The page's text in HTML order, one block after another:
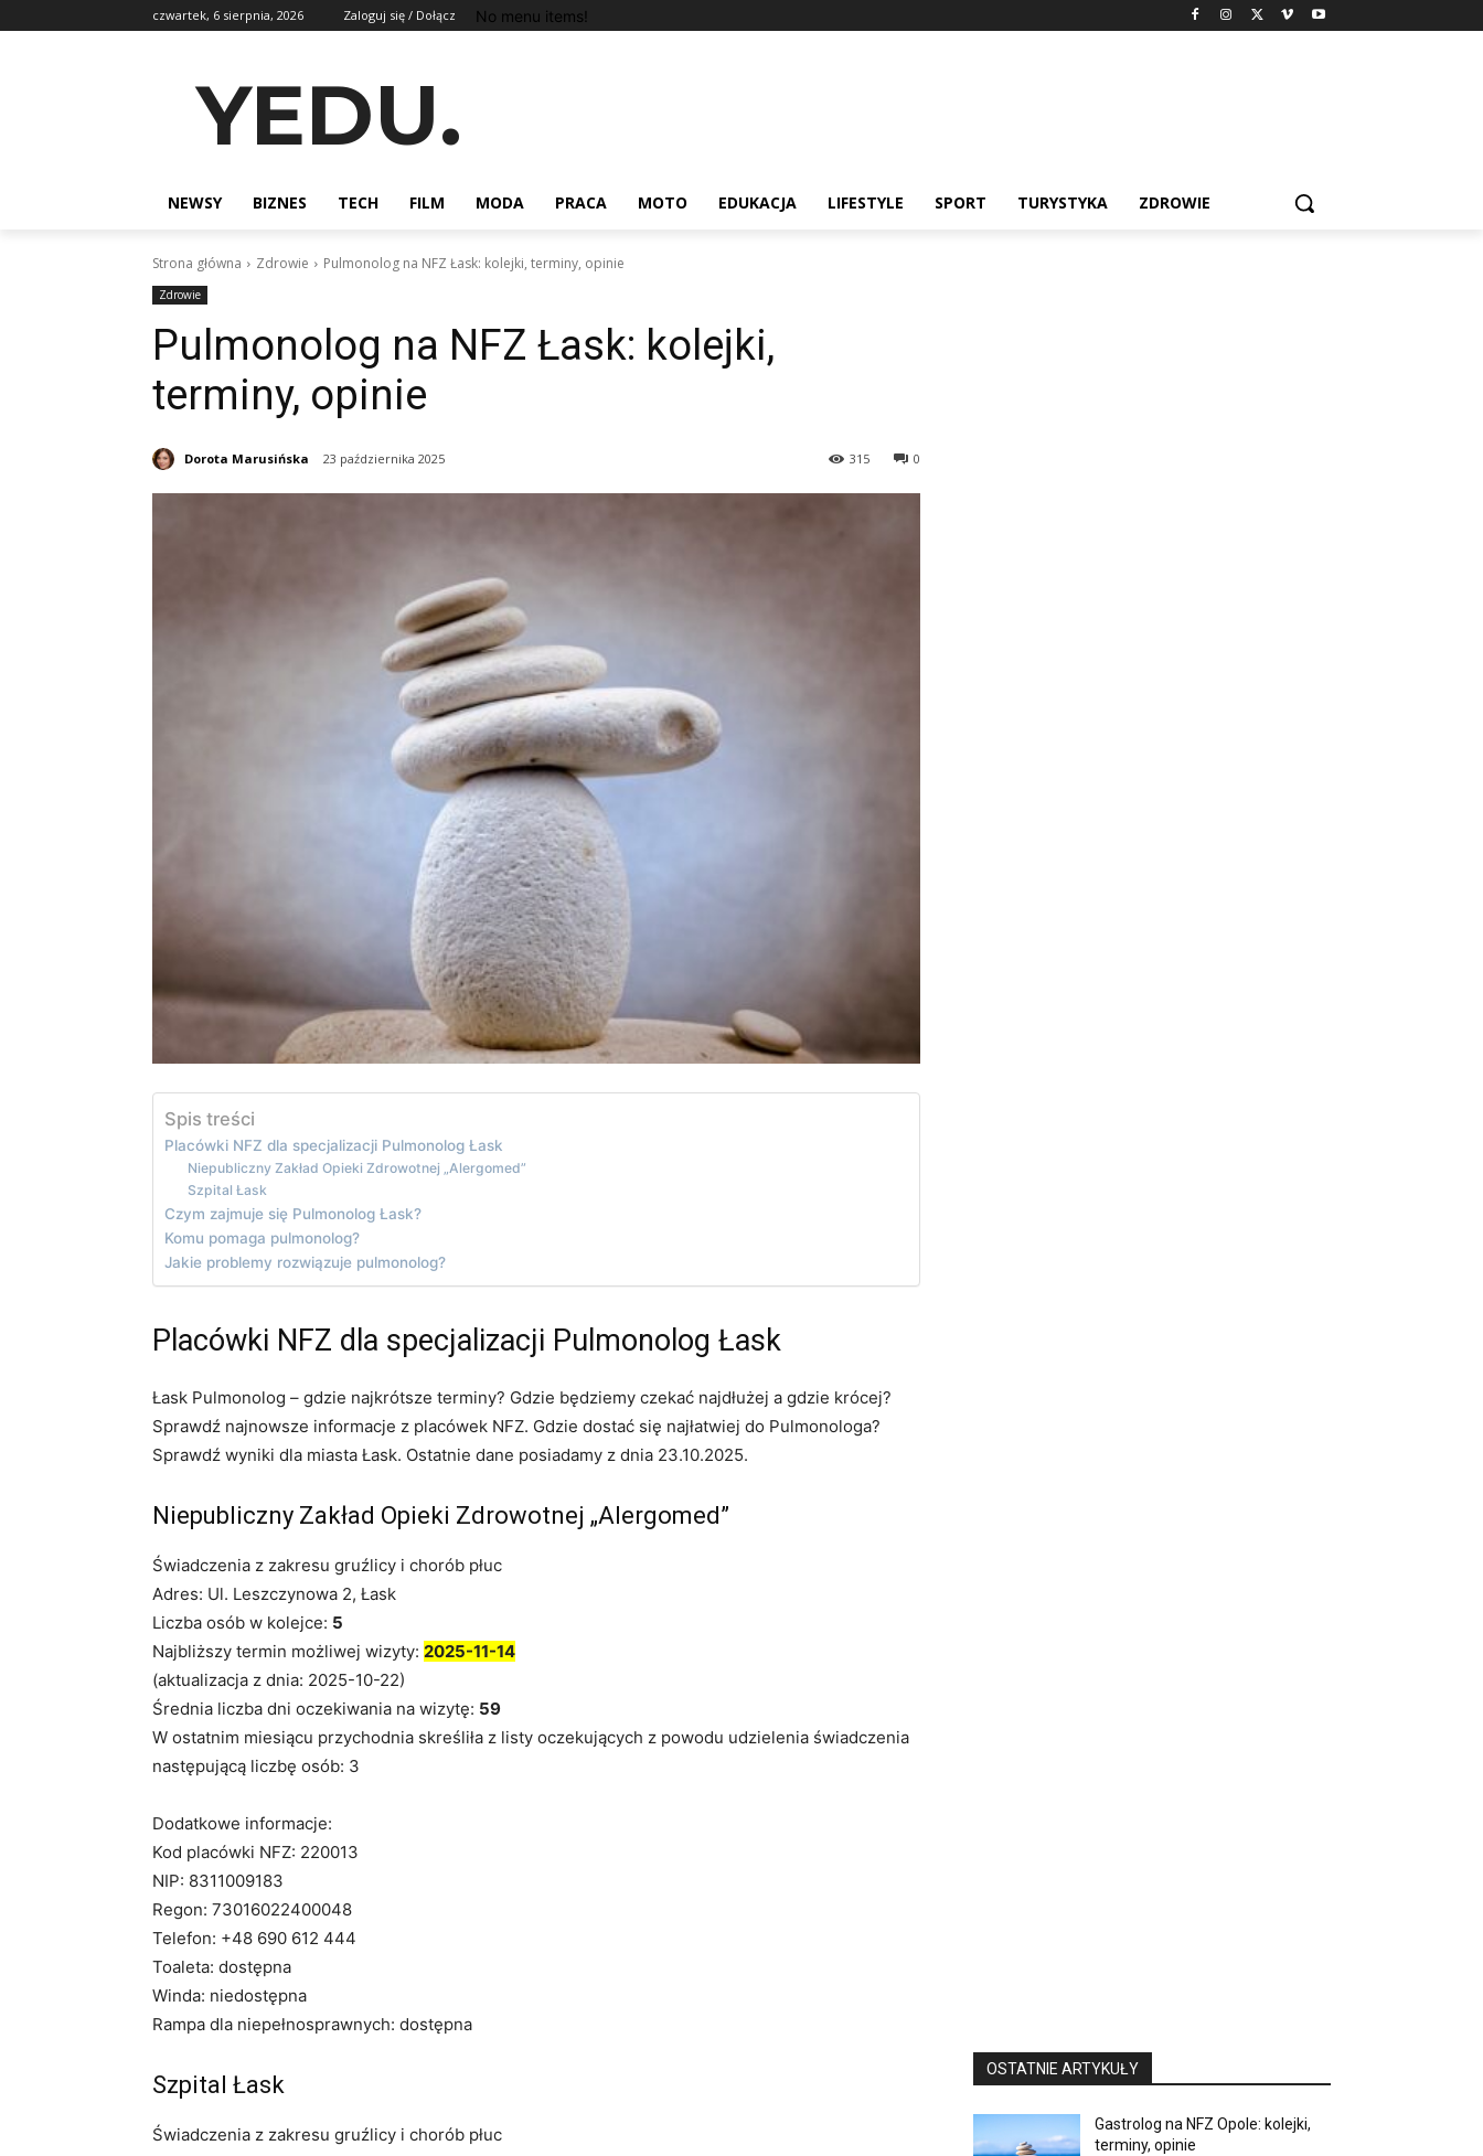
czwartek, 6 sierpnia, 2026 Zaloguj się / Dołącz No menu items!
YEDU.
NEWSY BIZNES TECH FILM MODA PRACA MOTO EDUKACJA LIFESTYLE SPORT TURYSTYKA ZDROWIE
Strona główna Zdrowie Pulmonolog na NFZ Łask: kolejki, terminy, opinie
Zdrowie
Pulmonolog na NFZ Łask: kolejki,
terminy, opinie
Dorota Marusińska 23 października 2025 0
315
Spis treści
Placówki NFZ dla specjalizacji Pulmonolog Łask
Niepubliczny Zakład Opieki Zdrowotnej „Alergomed”
Szpital Łask
Czym zajmuje się Pulmonolog Łask?
Komu pomaga pulmonolog?
Jakie problemy rozwiązuje pulmonolog?
Placówki NFZ dla specjalizacji Pulmonolog Łask
Łask Pulmonolog – gdzie najkrótsze terminy? Gdzie będziemy czekać najdłużej a gdzie krócej?
Sprawdź najnowsze informacje z placówek NFZ. Gdzie dostać się najłatwiej do Pulmonologa?
Sprawdź wyniki dla miasta Łask. Ostatnie dane posiadamy z dnia 23.10.2025.
Niepubliczny Zakład Opieki Zdrowotnej „Alergomed”
Świadczenia z zakresu gruźlicy i chorób płuc
Adres: Ul. Leszczynowa 2, Łask
Liczba osób w kolejce: 5
Najbliższy termin możliwej wizyty: 2025-11-14
(aktualizacja z dnia: 2025-10-22)
Średnia liczba dni oczekiwania na wizytę: 59
W ostatnim miesiącu przychodnia skreśliła z listy oczekujących z powodu udzielenia świadczenia
następującą liczbę osób: 3
Dodatkowe informacje:
Kod placówki NFZ: 220013
NIP: 8311009183
Regon: 73016022400048
Telefon: +48 690 612 444
Toaleta: dostępna
Winda: niedostępna
Rampa dla niepełnosprawnych: dostępna
Szpital Łask
Świadczenia z zakresu gruźlicy i chorób płuc
OSTATNIE ARTYKUŁY
Gastrolog na NFZ Opole: kolejki,
terminy, opinie